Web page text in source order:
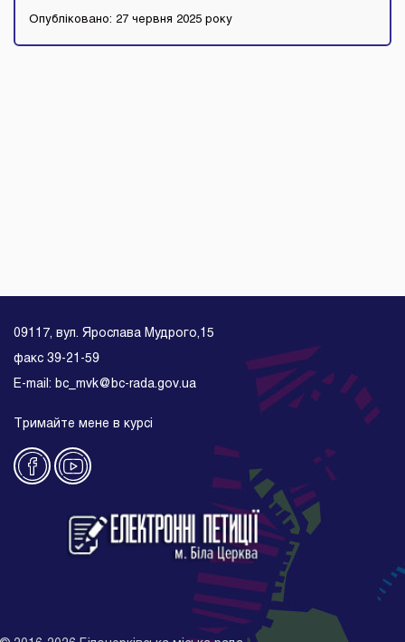
Опубліковано: 27 червня 2025 року
09117, вул. Ярослава Мудрого,15
факс 39-21-59
E-mail: bc_mvk@bc-rada.gov.ua
Тримайте мене в курсі